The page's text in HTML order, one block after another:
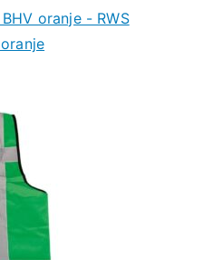
oranje - RWS